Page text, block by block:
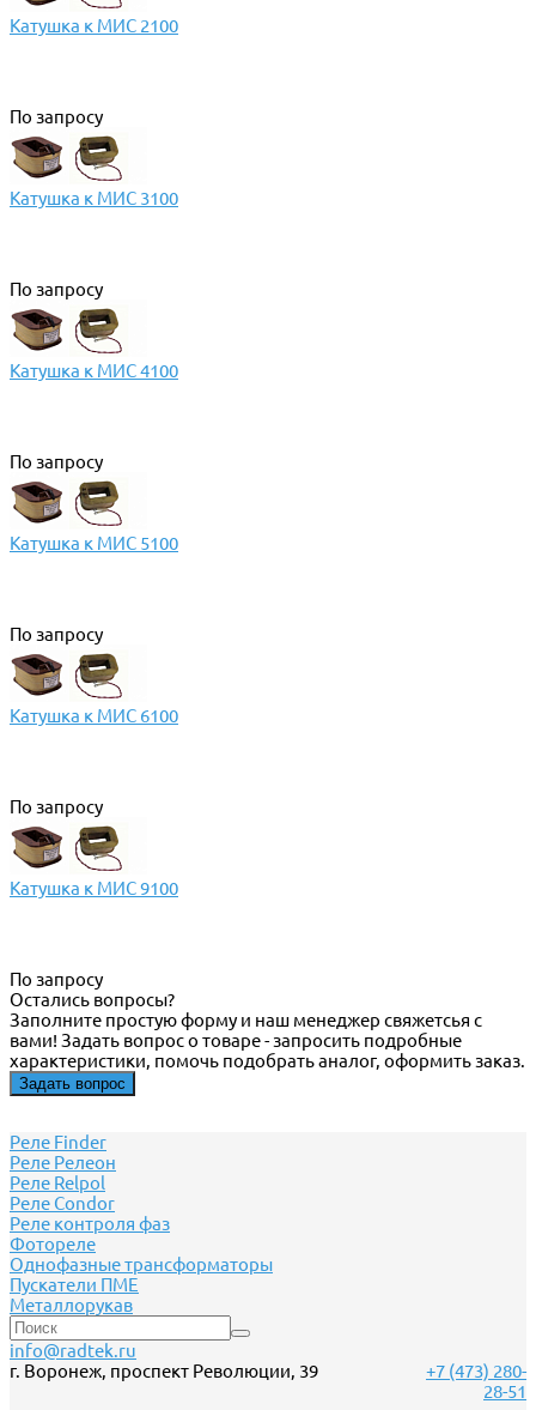
Катушка к МИС 2100
По запросу
Катушка к МИС 3100
По запросу
Катушка к МИС 4100
По запросу
Катушка к МИС 5100
По запросу
Катушка к МИС 6100
По запросу
Катушка к МИС 9100
По запросу
Остались вопросы?
Заполните простую форму и наш менеджер свяжетсья с
вами! Задать вопрос о товаре - запросить подробные
характеристики, помочь подобрать аналог, оформить заказ.
Задать вопрос
Реле Finder
Реле Релеон
Реле Relpol
Реле Сondor
Реле контроля фаз
Фотореле
Однофазные трансформаторы
Пускатели ПМЕ
Металлорукав
info@radtek.ru
г. Воронеж, проспект Революции, 39
+7 (473) 280-
28-51